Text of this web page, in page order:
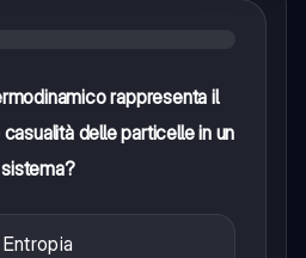
rappresenta il
delle particelle in un
sistema?
Entropia